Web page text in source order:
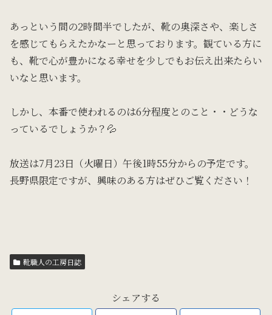
あっという間の2時間半でしたが、靴の奥深さや、楽しさ
を感じてもらえたかなーと思っております。観ている方に
も、靴で心が豊かになる幸せを少しでもお伝え出来たらい
いなと思います。
しかし、本番で使われるのは6分程度とのこと・・どうな
っているでしょうか？💦
放送は7月23日（火曜日）午後1時55分からの予定です。
長野県限定ですが、興味のある方はぜひご覧ください！
靴職人の工房日誌
シェアする